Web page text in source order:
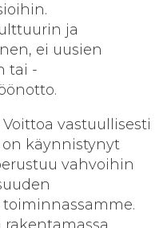
ja
ei uusien
tai -
vastuullisesti
käynnistynyt
vahvoihin
toiminnassamme.